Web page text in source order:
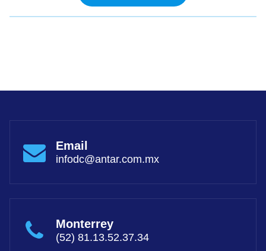
Email
infodc@antar.com.mx
Monterrey
(52) 81.13.52.37.34